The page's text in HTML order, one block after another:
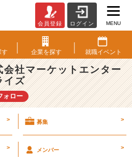
会員登録 ログイン MENU
す 企業を探す 就職イベント
会社マーケットエンター
イズ
ォロー
> 募集 >
> メンバー >